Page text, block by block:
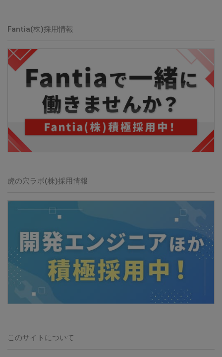
Fantia(株)採用情報
虎の穴ラボ(株)採用情報
このサイトについて